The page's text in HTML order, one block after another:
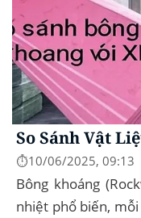
So Sánh Vật
⏱️10/06/2025, 09:13
Bông khoáng
nhiệt phổ biến,